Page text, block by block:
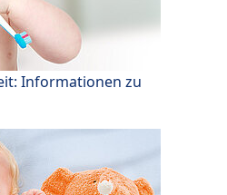
Informationen zu